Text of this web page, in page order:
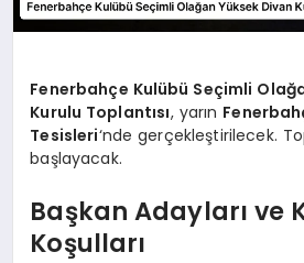
Fenerbahçe Kulübü Seçimli
Kurulu Toplantısı, yarın
Tesisleri‘nde gerçekleştirilecek.
başlayacak.
Başkan Adayları ve
Koşulları